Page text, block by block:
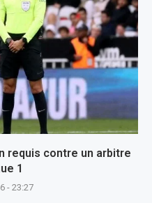
requis contre un arbitre
1
- 23:27